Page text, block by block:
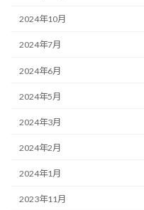
2024年10月
2024年7月
2024年6月
2024年5月
2024年3月
2024年2月
2024年1月
2023年11月